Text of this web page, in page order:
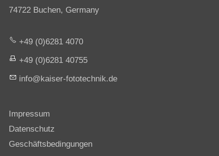
74722 Buchen, Germany
+49 (0)6281 4070
+49 (0)6281 40755
nf
k s r-f t t chn k d
Impressum
Datenschutz
Geschäftsbedingungen